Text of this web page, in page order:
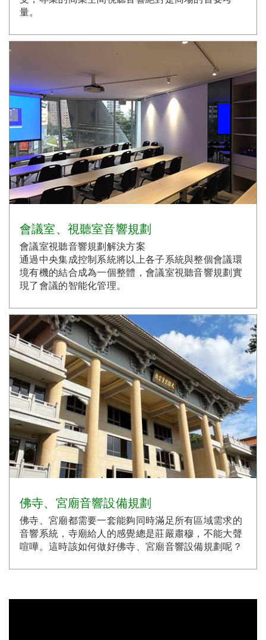
量。
會議室、視聽室音響規劃
會議室視聽音響規劃解決方案
通過中央集成控制系統將以上各子系統與整個會議環
境有機的結合成為一個整體，會議室視聽音響規劃實
現了會議的智能化管理。
佛寺、宮廟音響設備規劃
佛寺、宮廟都需要一套能夠同時滿足所有區域需求的
音響系統，寺廟給人的感覺總是莊嚴肅穆，不能大聲
喧嘩。這時該如何做好佛寺、宮廟音響設備規劃呢？